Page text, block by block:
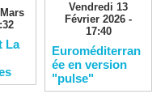
La
Vendredi 13
Février 2026 -
17:40
Euroméditerran
ée en version
"pulse"